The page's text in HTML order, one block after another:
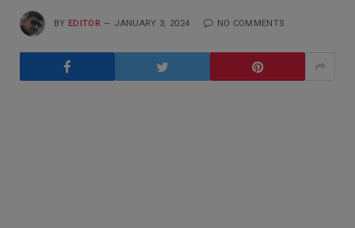
BY EDITOR JANUARY 3, 2024 NO COMMENTS